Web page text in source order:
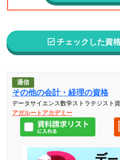
チェックした資
通信
その他の会計・経理の資格
データサイエンス数学ストラテジスト
アガルートアカデミー